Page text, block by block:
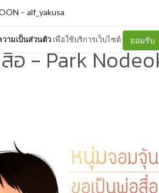
ามเป็นส่วนตัว เพื่อใช้บริการเว็บไซต์ ยอมรับ
– alf_yakusa
- Park